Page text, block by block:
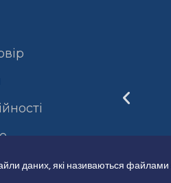
даних, які називаються файлами